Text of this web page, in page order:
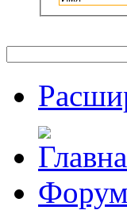
Форум